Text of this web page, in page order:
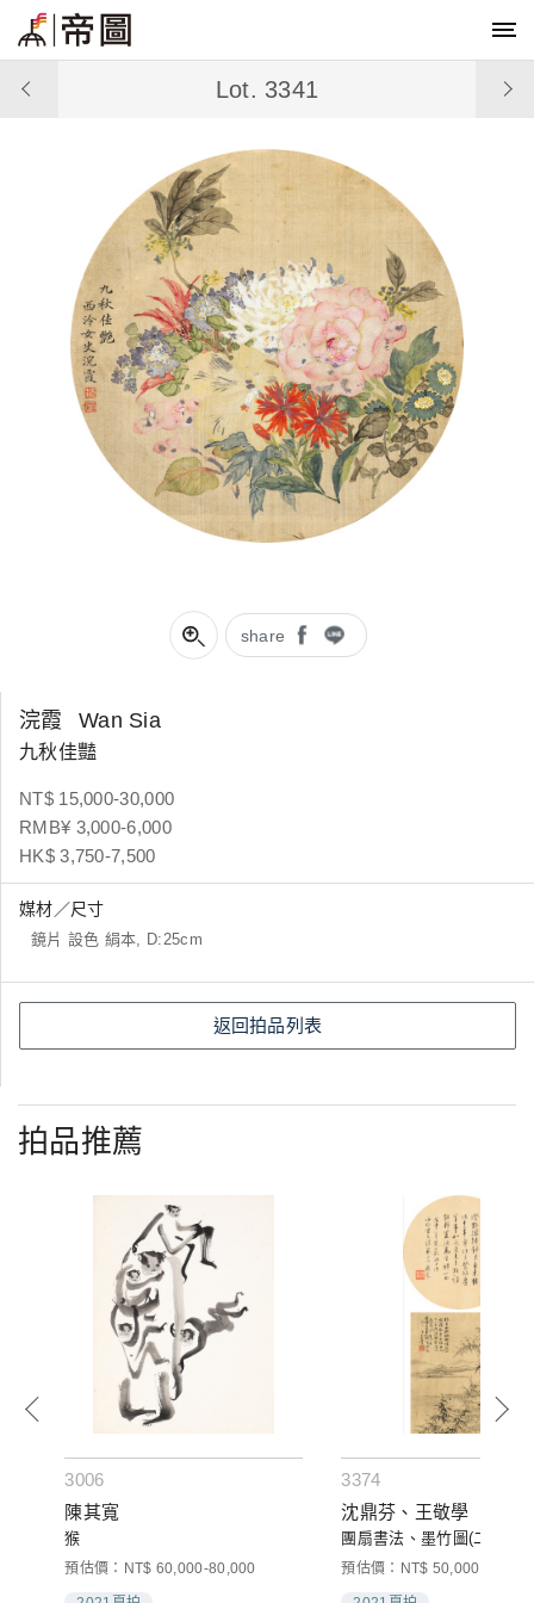
share
Lot. 3341
浣霞 Wan Sia
九秋佳豔
NT$ 15,000-30,000
RMB¥ 3,000-6,000
HK$ 3,750-7,500
媒材／尺寸
鏡片 設色 絹本, D:25cm
返回拍品列表
拍品推薦
3006
陳其寬
猴
預估價：NT$ 60,000-80,000
3374
沈鼎芬、王敬學
團扇書法、墨竹圖(二件一
預估價：NT$ 50,000-80,000